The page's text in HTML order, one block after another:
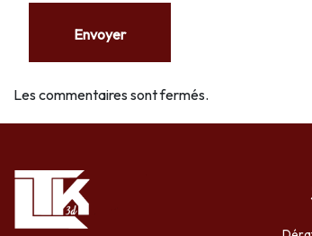
Les commentaires sont fermés.